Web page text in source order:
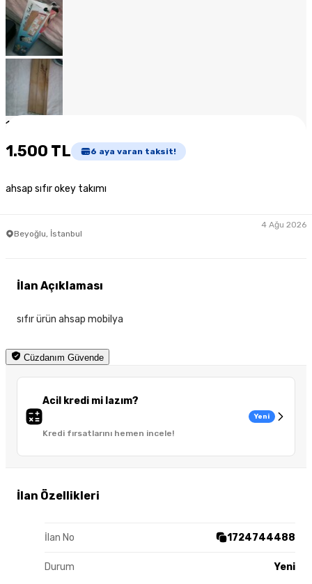
1
1.500 TL 6 aya varan taksit!
ahsap sıfır okey takımı
Beyoğlu, İstanbul
4 Ağu 2026
Cüzdanım Güvende
Acil kredi mi lazım?
Kredi fırsatlarını hemen incele!
Yeni
İlan Özellikleri
İlan No 1724744488
Durum Yeni
İlan Açıklaması
sıfır ürün ahsap mobilya